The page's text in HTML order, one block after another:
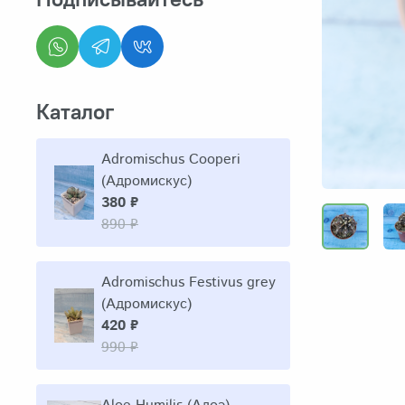
Каталог
Adromischus Cooperi
(Адромискус)
380 ₽
890 ₽
Adromischus Festivus grey
(Адромискус)
420 ₽
990 ₽